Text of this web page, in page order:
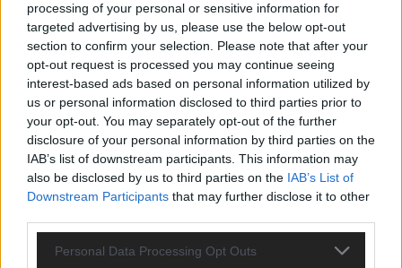
processing of your personal or sensitive information for
targeted advertising by us, please use the below opt-out
section to confirm your selection. Please note that after your
opt-out request is processed you may continue seeing
interest-based ads based on personal information utilized by
us or personal information disclosed to third parties prior to
your opt-out. You may separately opt-out of the further
disclosure of your personal information by third parties on the
IAB’s list of downstream participants. This information may
also be disclosed by us to third parties on the IAB’s List of
Downstream Participants that may further disclose it to other
Personal Data Processing Opt Outs